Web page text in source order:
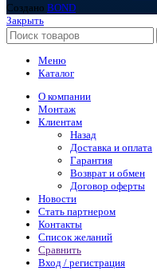
Создано BOND
Закрыть
Меню
Каталог
О компании
Монтаж
Клиентам
Назад
Доставка и оплата
Гарантия
Возврат и обмен
Договор оферты
Новости
Стать партнером
Контакты
Список желаний
Сравнить
Вход / регистрация